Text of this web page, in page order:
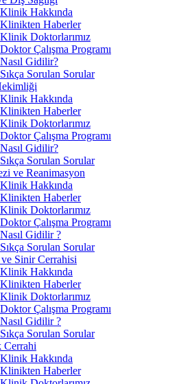
Klinik Hakkında
Klinikten Haberler
Klinik Doktorlarımız
Doktor Çalışma Programı
Nasıl Gidilir?
Sıkça Sorulan Sorular
Klinik Hakkında
Klinikten Haberler
Klinik Doktorlarımız
Doktor Çalışma Programı
Nasıl Gidilir?
Sıkça Sorulan Sorular
ve Reanimasyon
Klinik Hakkında
Klinikten Haberler
Klinik Doktorlarımız
Doktor Çalışma Programı
Nasıl Gidilir ?
Sıkça Sorulan Sorular
Sinir Cerrahisi
Klinik Hakkında
Klinikten Haberler
Klinik Doktorlarımız
Doktor Çalışma Programı
Nasıl Gidilir ?
Sıkça Sorulan Sorular
Cerrahi
Klinik Hakkında
Klinikten Haberler